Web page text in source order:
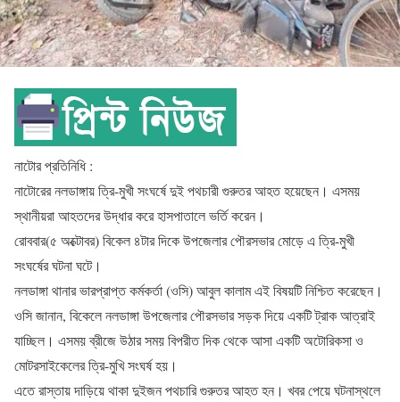
নাটোর প্রতিনিধি :
নাটোরের নলডাঙ্গায় ত্রি-মুখী সংঘর্ষে দুই পথচারী গুরুতর আহত হয়েছেন। এসময়
স্থানীয়রা আহতদের উদ্ধার করে হাসপাতালে ভর্তি করেন।
রোববার(৫ অক্টোবর) বিকেল ৪টার দিকে উপজেলার পৌরসভার মোড়ে এ ত্রি-মুখী
সংঘর্ষের ঘটনা ঘটে।
নলডাঙ্গা থানার ভারপ্রাপ্ত কর্মকর্তা (ওসি) আবুল কালাম এই বিষয়টি নিশ্চিত করেছেন।
ওসি জানান, বিকেলে নলডাঙ্গা উপজেলার পৌরসভার সড়ক দিয়ে একটি ট্রাক আত্রাই
যাচ্ছিল। এসময় ব্রীজে উঠার সময় বিপরীত দিক থেকে আসা একটি অটোরিকসা ও
মোটরসাইকেলের ত্রি-মুখি সংঘর্ষ হয়।
এতে রাস্তায় দাড়িয়ে থাকা দুইজন পথচারি গুরুতর আহত হন। খবর পেয়ে ঘটনাস্থলে